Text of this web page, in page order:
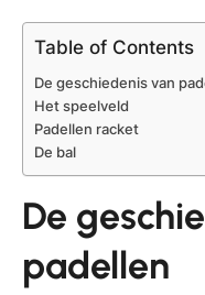
Table of Contents
De geschiedenis van
Het speelveld
Padellen racket
De bal
De
padellen